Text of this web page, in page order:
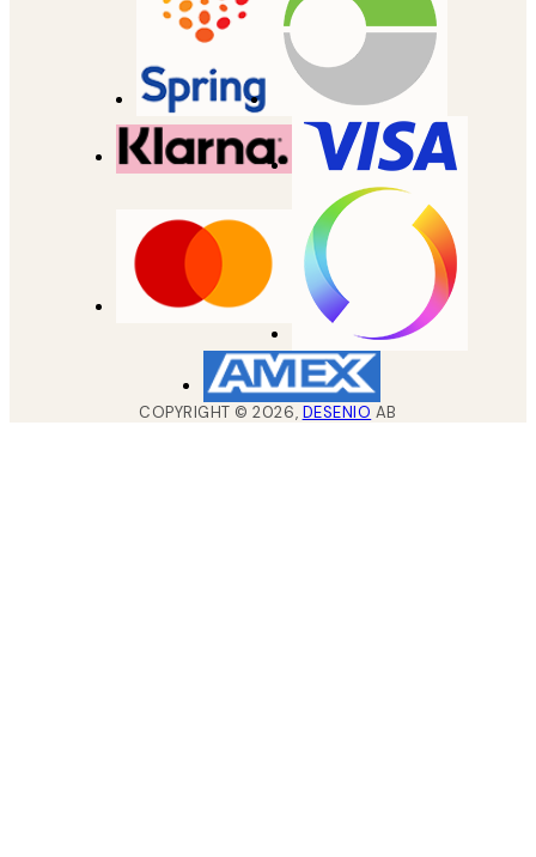
COPYRIGHT ©2026, DESENIO AB